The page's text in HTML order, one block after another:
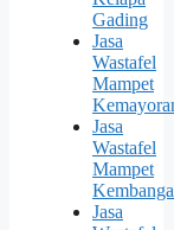
Gading
Jasa
Wastafel
Mampet
Jasa
Wastafel
Mampet
Jasa